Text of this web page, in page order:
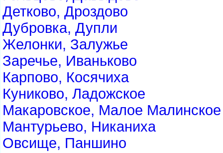
Детково, Дроздово
Дубровка, Дупли
Желонки, Залужье
Заречье, Иваньково
Карпово, Косячиха
Куниково, Ладожское
Макаровское, Малое Малинское
Мантурьево, Никаниха
Овсище, Паншино